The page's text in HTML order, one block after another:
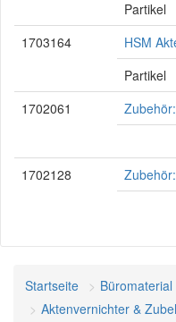
Partikel
1703164
HSM
Partikel
1702061
1702128
Startseite Büromaterial
Aktenvernichter &